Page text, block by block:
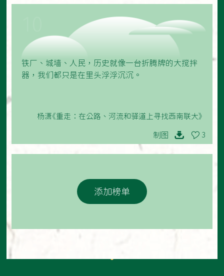
铁厂、城墙、人民，历史就像一台折腾牌的大搅拌
器，我们都只是在里头浮浮沉沉。
杨潇《重走：在公路、河流和驿道上寻找西南联大》
制图 3
添加榜单